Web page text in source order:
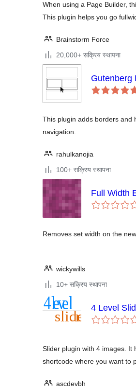
When using a Page Builder,
This plugin helps you go
Brainstorm Force
20,000+ सक्रिय स्थापना
Gutenberg
This plugin adds borders and
navigation.
rahulkanojia
100+ सक्रिय स्थापना
Full Width
Removes set width on the
wickywills
10+ सक्रिय स्थापना
4 Level
Slider plugin with 4 images. It
shortcode where you want to
ascdevbh